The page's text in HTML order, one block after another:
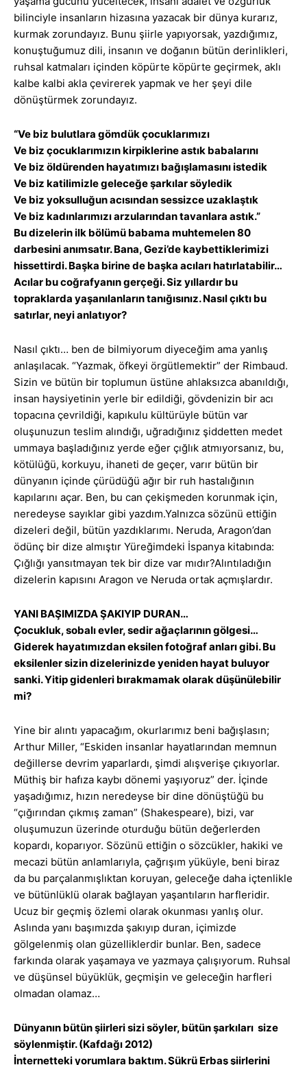
bilinciyle insanların hizasına yazacak bir dünya kurarız,
kurmak zorundayız. Bunu şiirle yapıyorsak, yazdığımız,
konuştuğumuz dili, insanın ve doğanın bütün derinlikleri,
ruhsal katmaları içinden köpürte köpürte geçirmek, aklı
kalbe kalbi akla çevirerek yapmak ve her şeyi dile
dönüştürmek zorundayız.
“Ve biz bulutlara gömdük çocuklarımızı
Ve biz çocuklarımızın kirpiklerine astık babalarını
Ve biz öldürenden hayatımızı bağışlamasını istedik
Ve biz katilimizle geleceğe şarkılar söyledik
Ve biz yoksulluğun acısından sessizce uzaklaştık
Ve biz kadınlarımızı arzularından tavanlara astık.”
Bu dizelerin ilk bölümü babama muhtemelen 80
darbesini anımsatır. Bana, Gezi’de kaybettiklerimizi
hissettirdi. Başka birine de başka acıları hatırlatabilir…
Acılar bu coğrafyanın gerçeği. Siz yıllardır bu
topraklarda yaşanılanların tanığısınız. Nasıl çıktı bu
satırlar, neyi anlatıyor?
Nasıl çıktı… ben de bilmiyorum diyeceğim ama yanlış
anlaşılacak. “Yazmak, öfkeyi örgütlemektir” der Rimbaud.
Sizin ve bütün bir toplumun üstüne ahlaksızca abanıldığı,
insan haysiyetinin yerle bir edildiği, gövdenizin bir acı
topacına çevrildiği, kapıkulu kültürüyle bütün var
oluşunuzun teslim alındığı, uğradığınız şiddetten medet
ummaya başladığınız yerde eğer çığlık atmıyorsanız, bu,
kötülüğü, korkuyu, ihaneti de geçer, varır bütün bir
dünyanın içinde çürüdüğü ağır bir ruh hastalığının
kapılarını açar. Ben, bu can çekişmeden korunmak için,
neredeyse sayıklar gibi yazdım.Yalnızca sözünü ettiğin
dizeleri değil, bütün yazdıklarımı. Neruda, Aragon’dan
ödünç bir dize almıştır Yüreğimdeki İspanya kitabında:
Çığlığı yansıtmayan tek bir dize var mıdır?Alıntıladığın
dizelerin kapısını Aragon ve Neruda ortak açmışlardır.
YANI BAŞIMIZDA ŞAKIYIP DURAN…
Çocukluk, sobalı evler, sedir ağaçlarının gölgesi…
Giderek hayatımızdan eksilen fotoğraf anları gibi. Bu
eksilenler sizin dizelerinizde yeniden hayat buluyor
sanki. Yitip gidenleri bırakmamak olarak düşünülebilir
mi?
Yine bir alıntı yapacağım, okurlarımız beni bağışlasın;
Arthur Miller, “Eskiden insanlar hayatlarından memnun
değillerse devrim yaparlardı, şimdi alışverişe çıkıyorlar.
Müthiş bir hafıza kaybı dönemi yaşıyoruz” der. İçinde
yaşadığımız, hızın neredeyse bir dine dönüştüğü bu
“çığırından çıkmış zaman” (Shakespeare), bizi, var
oluşumuzun üzerinde oturduğu bütün değerlerden
kopardı, koparıyor. Sözünü ettiğin o sözcükler, hakiki ve
mecazi bütün anlamlarıyla, çağrışım yüküyle, beni biraz
da bu parçalanmışlıktan koruyan, geleceğe daha içtenlikle
ve bütünlüklü olarak bağlayan yaşantıların harfleridir.
Ucuz bir geçmiş özlemi olarak okunması yanlış olur.
Aslında yanı başımızda şakıyıp duran, içimizde
gölgelenmiş olan güzelliklerdir bunlar. Ben, sadece
farkında olarak yaşamaya ve yazmaya çalışıyorum. Ruhsal
ve düşünsel büyüklük, geçmişin ve geleceğin harfleri
olmadan olamaz…
Dünyanın bütün şiirleri sizi söyler, bütün şarkıları size
söylenmiştir. (Kafdağı 2012)
İnternetteki yorumlara baktım. Şükrü Erbaş şiirlerini